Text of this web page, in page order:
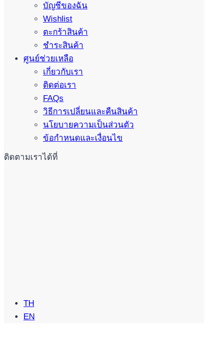
บัญชีของฉัน
Wishlist
ตะกร้าสินค้า
ชำระสินค้า
ศูนย์ช่วยเหลือ
เกี่ยวกับเรา
ติดต่อเรา
FAQs
วิธีการเปลี่ยนและคืนสินค้า
นโยบายความเป็นส่วนตัว
ข้อกำหนดและเงื่อนไข
ติดตามเราได้ที่
TH
EN